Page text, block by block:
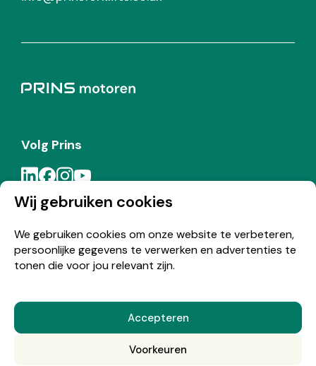
Wij gebruiken cookies
We gebruiken cookies om onze website te verbeteren,
persoonlijke gegevens te verwerken en advertenties te
tonen die voor jou relevant zijn.
Accepteren
Voorkeuren
Volg Prins
Meld je aan voor de Prins nieuwsbrief
© Copyright 2026 Prins